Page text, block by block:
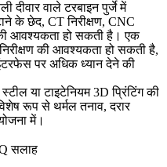
वाले टरबाइन पुर्जे में
के छेद, CT निरीक्षण, CNC
की आवश्यकता हो सकती है। एक
की आवश्यकता हो सकती है,
पर अधिक ध्यान देने की
या टाइटेनियम 3D प्रिंटिंग की
रूप से थर्मल तनाव, दरार
में।
सलाह